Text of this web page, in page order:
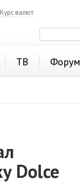
Курс валют
ТВ Форум
Dolce